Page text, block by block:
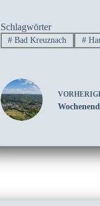
Schlagwörter
# Bad Kreuznach #